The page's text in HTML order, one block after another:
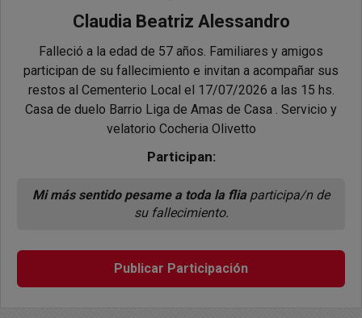
Claudia Beatriz Alessandro
Falleció a la edad de 57 años. Familiares y amigos
participan de su fallecimiento e invitan a acompañar sus
restos al Cementerio Local el 17/07/2026 a las 15 hs.
Casa de duelo Barrio Liga de Amas de Casa . Servicio y
velatorio Cocheria Olivetto
Participan:
Mi más sentido pesame a toda la flia participa/n de
su fallecimiento.
Publicar Participación